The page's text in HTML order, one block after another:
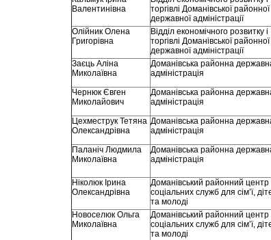
Валентинівна
торгівлі Доманівської районної
державної адміністрації
Олійник Олена
Григорівна
Відділ економічного розвитку і
торгівлі Доманівської районної
державної адміністрації
Заєць Аліна
Миколаївна
Доманівська районна
адміністрація
Чернюк Євген
Миколайович
Доманівська районна
адміністрація
Цехместрук Тетяна
Олександрівна
Доманівська районна
адміністрація
Паланіч Людмила
Миколаївна
Доманівська районна
адміністрація
Ніколюк Ірина
Олександрівна
Доманівський районний центр
соціальних служб для сім’ї,
та молоді
Новоселюк Ольга
Миколаївна
Доманівський районний центр
соціальних служб для сім’ї,
та молоді